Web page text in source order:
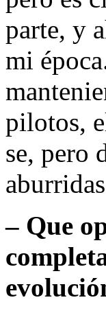
parte, y
mi
pilotos,
se, pero
– Que